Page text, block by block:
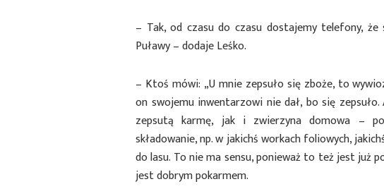
– Tak, od czasu do czasu dostajemy telefony,
Puławy – dodaje Leśko.
– Ktoś mówi: „U mnie zepsuło się zboże, to
on swojemu inwentarzowi nie dał, bo się
zepsutą karmę, jak i zwierzyna domowa –
składowanie, np. w jakichś workach foliowych,
do lasu. To nie ma sensu, ponieważ to też jest już
jest dobrym pokarmem.